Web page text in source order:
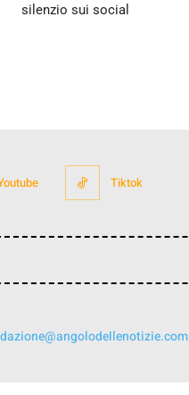
silenzio sui social
Tiktok